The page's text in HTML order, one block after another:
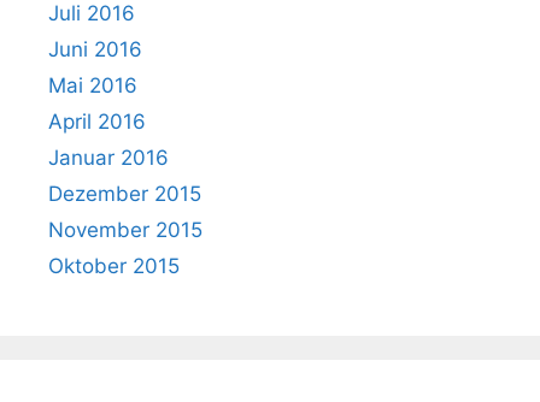
Juli 2016
Juni 2016
Mai 2016
April 2016
Januar 2016
Dezember 2015
November 2015
Oktober 2015